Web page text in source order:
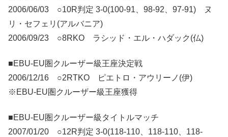
2006/06/03 ○10R判定 3-0(100-91、98-92、97-91) ヌ
リ・セフェリ(アルバニア)
2006/09/23 ○8RKO ラシッド・エル・ハダック(仏)
■EBU-EU圏クルーザー級王座決定戦
2006/12/16 ○2RTKO ピエトロ・アウリーノ(伊)
※EBU-EU圏クルーザー級王座獲得
■EBU-EU圏クルーザー級タイトルマッチ
2007/01/20 ○12R判定 3-0(118-110、118-110、118-